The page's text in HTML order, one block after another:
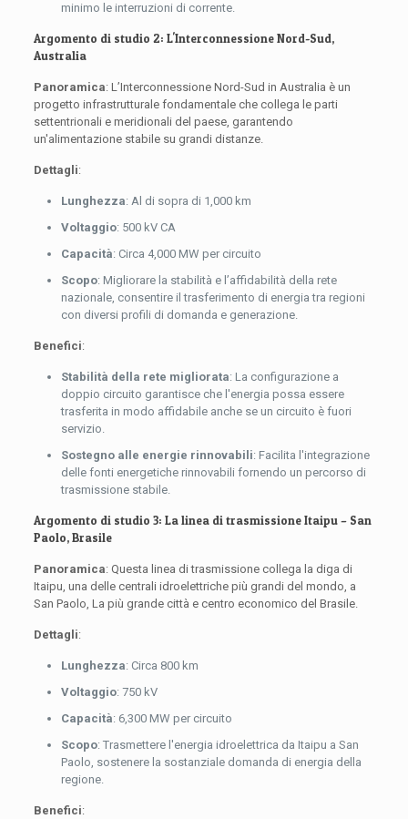
minimo le interruzioni di corrente.
Argomento di studio 2: L'Interconnessione Nord-Sud,
Australia
Panoramica: L’Interconnessione Nord-Sud in Australia è un
progetto infrastrutturale fondamentale che collega le parti
settentrionali e meridionali del paese, garantendo
un'alimentazione stabile su grandi distanze.
Dettagli:
Lunghezza: Al di sopra di 1,000 km
Voltaggio: 500 kV CA
Capacità: Circa 4,000 MW per circuito
Scopo: Migliorare la stabilità e l’affidabilità della rete
nazionale, consentire il trasferimento di energia tra regioni
con diversi profili di domanda e generazione.
Benefici:
Stabilità della rete migliorata: La configurazione a
doppio circuito garantisce che l'energia possa essere
trasferita in modo affidabile anche se un circuito è fuori
servizio.
Sostegno alle energie rinnovabili: Facilita l'integrazione
delle fonti energetiche rinnovabili fornendo un percorso di
trasmissione stabile.
Argomento di studio 3: La linea di trasmissione Itaipu – San
Paolo, Brasile
Panoramica: Questa linea di trasmissione collega la diga di
Itaipu, una delle centrali idroelettriche più grandi del mondo, a
San Paolo, La più grande città e centro economico del Brasile.
Dettagli:
Lunghezza: Circa 800 km
Voltaggio: 750 kV
Capacità: 6,300 MW per circuito
Scopo: Trasmettere l'energia idroelettrica da Itaipu a San
Paolo, sostenere la sostanziale domanda di energia della
regione.
Benefici: